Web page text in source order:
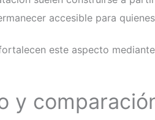
accesible para
este aspecto
y